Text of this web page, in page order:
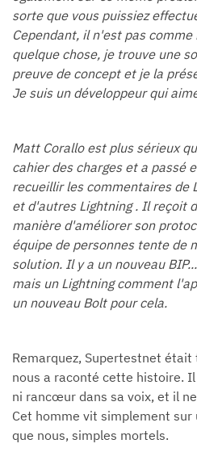
sorte que vous puissiez
Cependant, il n'est pas comme
quelque chose, je trouve une
preuve de concept et je la
Je suis un développeur qui
Matt Corallo est plus sérieux
cahier des charges et a passé
recueillir les commentaires de
et d'autres Lightning . Il reçoit
manière d'améliorer son
équipe de personnes tente de
solution. Il y a un nouveau
mais un Lightning comment
un nouveau Bolt pour cela.
Remarquez, Supertestnet
nous a raconté cette histoire.
ni rancœur dans sa voix, et il
Cet homme vit simplement
que nous, simples mortels.